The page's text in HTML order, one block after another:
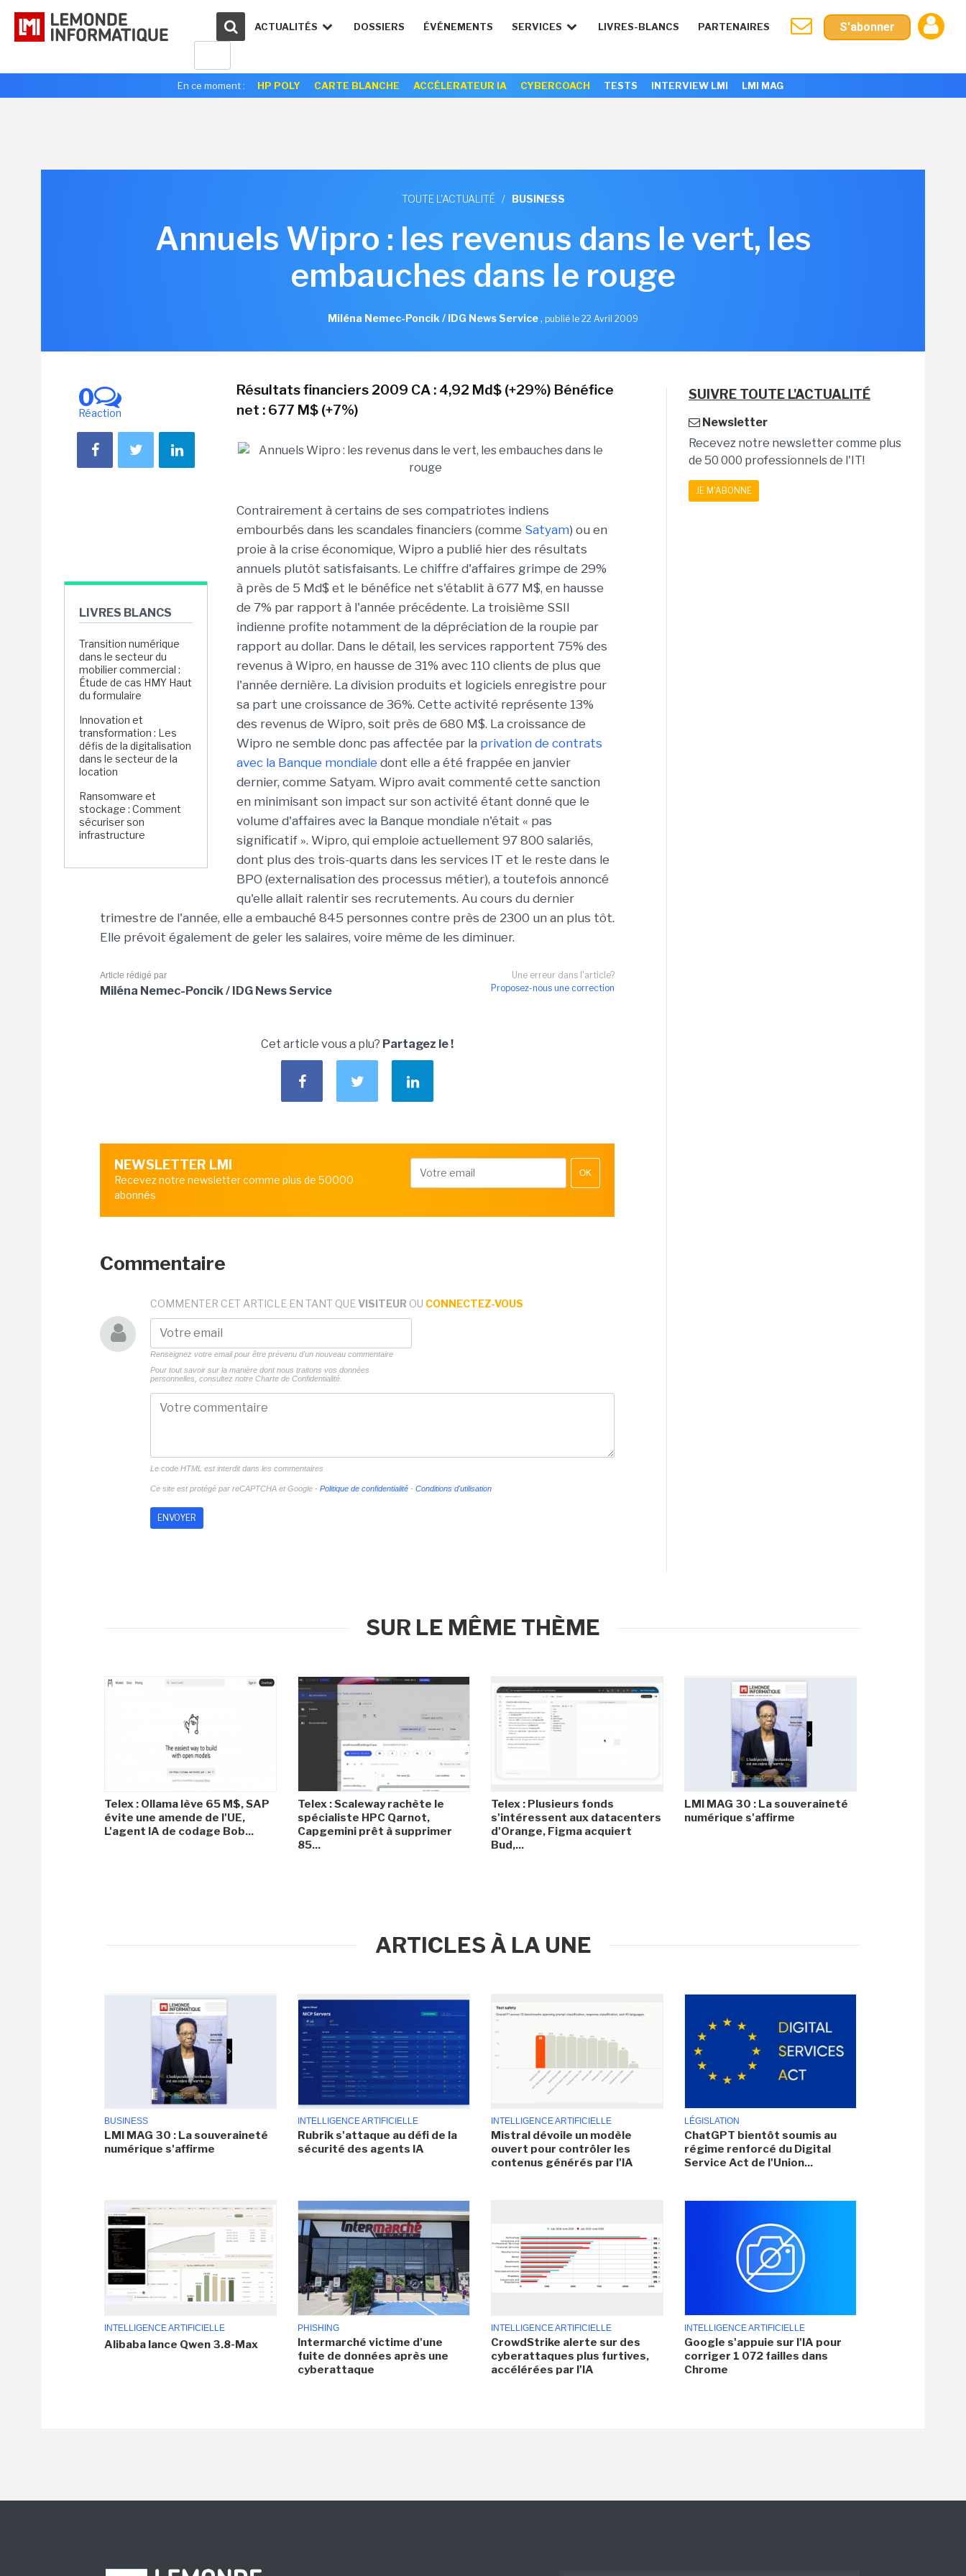
ACTUALITÉS DOSSIERS ÉVÉNEMENTS SERVICES LIVRES-BLANCS PARTENAIRES S'abonner
En ce moment : HP POLY CARTE BLANCHE ACCÉLERATEUR IA CYBERCOACH TESTS INTERVIEW LMI LMI MAG
TOUTE L'ACTUALITÉ / BUSINESS
Annuels Wipro : les revenus dans le vert, les
embauches dans le rouge
Miléna Nemec-Poncik / IDG News Service, publié le 22 Avril 2009
0
Réaction
LIVRES BLANCS
Transition numérique
dans le secteur du
mobilier commercial :
Étude de cas HMY Haut
du formulaire
Innovation et
transformation : Les
défis de la digitalisation
dans le secteur de la
location
Ransomware et
stockage : Comment
sécuriser son
infrastructure
Résultats financiers 2009 CA : 4,92 Md$ (+29%) Bénéfice
net : 677 M$ (+7%)
Contrairement à certains de ses compatriotes indiens
embourbés dans les scandales financiers (comme Satyam) ou en
proie à la crise économique, Wipro a publié hier des résultats
annuels plutôt satisfaisants. Le chiffre d'affaires grimpe de 29%
à près de 5 Md$ et le bénéfice net s'établit à 677 M$, en hausse
de 7% par rapport à l'année précédente. La troisième SSII
indienne profite notamment de la dépréciation de la roupie par
rapport au dollar. Dans le détail, les services rapportent 75% des
revenus à Wipro, en hausse de 31% avec 110 clients de plus que
l'année dernière. La division produits et logiciels enregistre pour
sa part une croissance de 36%. Cette activité représente 13%
des revenus de Wipro, soit près de 680 M$. La croissance de
Wipro ne semble donc pas affectée par la privation de contrats
avec la Banque mondiale dont elle a été frappée en janvier
dernier, comme Satyam. Wipro avait commenté cette sanction
en minimisant son impact sur son activité étant donné que le
volume d'affaires avec la Banque mondiale n'était « pas
significatif ». Wipro, qui emploie actuellement 97 800 salariés,
dont plus des trois-quarts dans les services IT et le reste dans le
BPO (externalisation des processus métier), a toutefois annoncé
qu'elle allait ralentir ses recrutements. Au cours du dernier
trimestre de l'année, elle a embauché 845 personnes contre près de 2300 un an plus tôt.
Elle prévoit également de geler les salaires, voire même de les diminuer.
Une erreur dans l'article?
Proposez-nous une correction
Article rédigé par
Miléna Nemec-Poncik / IDG News Service
Cet article vous a plu? Partagez le !
NEWSLETTER LMI
Recevez notre newsletter comme plus de 50000
abonnés
OK
Commentaire
COMMENTER CET ARTICLE EN TANT QUE VISITEUR OU CONNECTEZ-VOUS
Renseignez votre email pour être prévenu d'un nouveau commentaire
Pour tout savoir sur la manière dont nous traitons vos données
personnelles, consultez notre Charte de Confidentialité.
Le code HTML est interdit dans les commentaires
Ce site est protégé par reCAPTCHA et Google - Politique de confidentialité - Conditions d'utilisation
SUIVRE TOUTE L'ACTUALITÉ
Newsletter
Recevez notre newsletter comme plus
de 50 000 professionnels de l'IT!
JE M'ABONNE
SUR LE MÊME THÈME
Telex : Ollama lève 65 M$, SAP
évite une amende de l'UE,
L'agent IA de codage Bob...
Telex : Scaleway rachète le
spécialiste HPC Qarnot,
Capgemini prêt à supprimer
85...
Telex : Plusieurs fonds
s'intéressent aux datacenters
d'Orange, Figma acquiert
Bud,...
LMI MAG 30 : La souveraineté
numérique s'affirme
ARTICLES À LA UNE
BUSINESS
LMI MAG 30 : La souveraineté
numérique s'affirme
INTELLIGENCE ARTIFICIELLE
Rubrik s'attaque au défi de la
sécurité des agents IA
INTELLIGENCE ARTIFICIELLE
Mistral dévoile un modèle
ouvert pour contrôler les
contenus générés par l'IA
LÉGISLATION
ChatGPT bientôt soumis au
régime renforcé du Digital
Service Act de l'Union...
INTELLIGENCE ARTIFICIELLE
Alibaba lance Qwen 3.8-Max
PHISHING
Intermarché victime d'une
fuite de données après une
cyberattaque
INTELLIGENCE ARTIFICIELLE
CrowdStrike alerte sur des
cyberattaques plus furtives,
accélérées par l'IA
INTELLIGENCE ARTIFICIELLE
Google s'appuie sur l'IA pour
corriger 1 072 failles dans
Chrome